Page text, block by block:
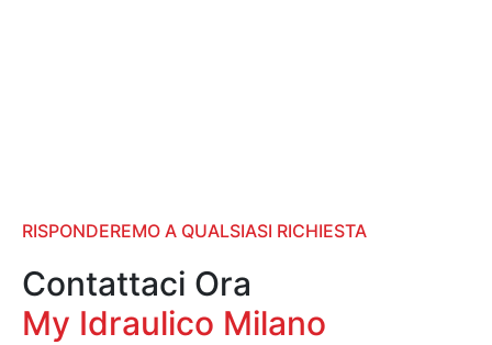
RISPONDEREMO A QUALSIASI RICHIESTA
Contattaci Ora
My Idraulico Milano